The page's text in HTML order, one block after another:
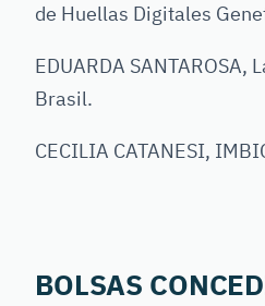
de Huellas Digitales
EDUARDA
Brasil.
CECILIA CATANESI,
BOLSAS